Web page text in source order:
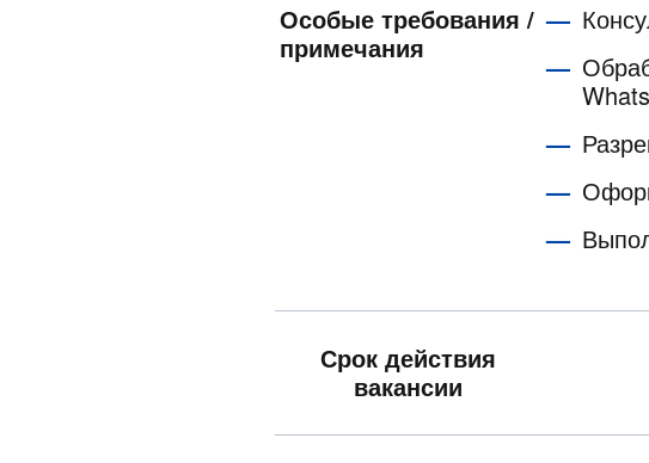
Особые требования /
примечания
Срок действия
вакансии